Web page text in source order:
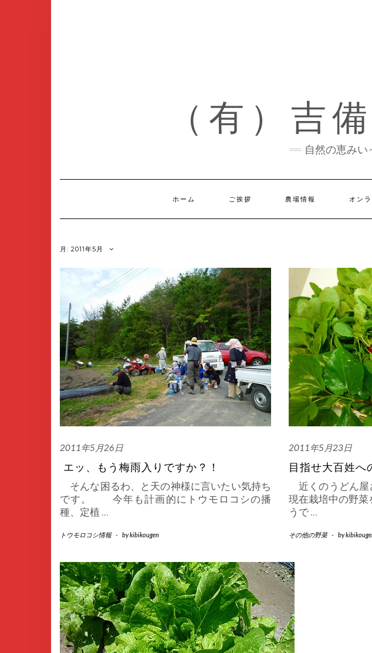
（有）吉
自然の恵み
ホーム ご挨拶 農場情報 オン
月: 2011年5月
2011年5月26日
エッ、もう梅雨入りですか？！
そんな困るわ、と天の神様に言いたい気持ち
です。 今年も計画的にトウモロコシの播
種、定植 …
トウモロコシ情報 - bykibikougen
2011年5月23日
目指せ大百姓へ
近くのうどん屋
現在栽培中の野
うで…
その他の野菜 - by